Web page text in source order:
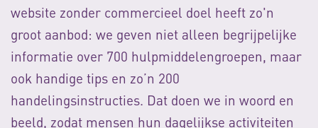
website zonder commercieel doel heeft zo'n
groot aanbod: we geven niet alleen begrijpelijke
informatie over 700 hulpmiddelengroepen, maar
ook handige tips en zo’n 200
handelingsinstructies. Dat doen we in woord en
beeld, zodat mensen hun dagelijkse activiteiten